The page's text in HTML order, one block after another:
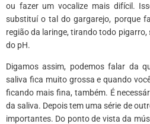
ou fazer um vocalize mais difícil.
substituí o tal do gargarejo, porque
região da laringe, tirando todo
do pH.
Digamos assim, podemos falar da
saliva fica muito grossa e quando
ficando mais fina, também. É
da saliva. Depois tem uma série de
importantes. Do ponto de vista da